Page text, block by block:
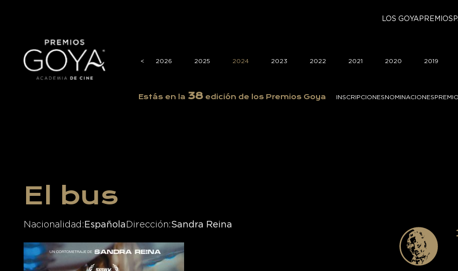
LOS GOYA PREMIOS
<
< 2026 2025 2024 2023 2022 2021 2020 2019
Estás en la 38 edición de los Premios Goya INSCRIPCIONESNOMINACIONES
El bus
Nacionalidad Española Dirección Sandra Reina